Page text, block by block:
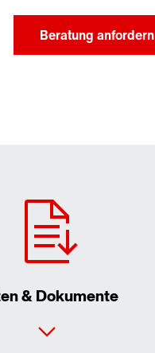
Beratung anfordern
& Dokumente